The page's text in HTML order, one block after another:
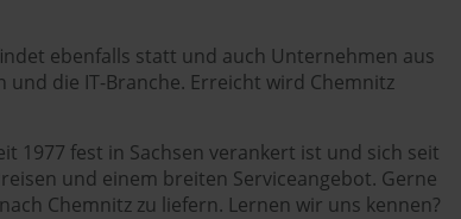
ebenfalls statt und auch Unternehmen aus
die IT-Branche. Erreicht wird Chemnitz
1977 fest in Sachsen verankert ist und sich seit
und einem breiten Serviceangebot. Gerne
Chemnitz zu liefern. Lernen wir uns kennen?